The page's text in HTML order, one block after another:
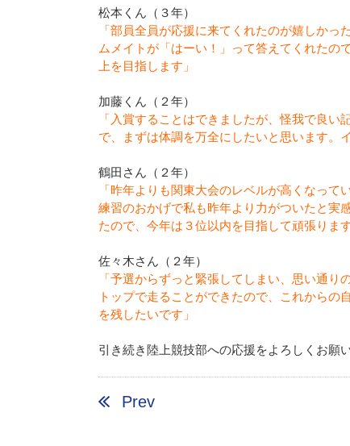
松本くん（３年）
「部員全員が応援に来てくれたのが嬉しか
ムメイトが「はーい！」って答えてくれたの
上を目指します」
加藤くん（２年）
「入賞することはできましたが、怪我で良
で、まずは体調を万全にしたいと思います。
鶴田さん（２年）
「昨年よりも関東大会のレベルが高くなっ
練習のおかげで私も昨年より力がついたと実
たので、今年は３位以内を目指して頑張ります
佐々木さん（２年）
「予選からずっと緊張してしまい、思い通
トップで走ることができたので、これから
を残したいです」
引き続き陸上競技部への応援をよろしくお願
Prev